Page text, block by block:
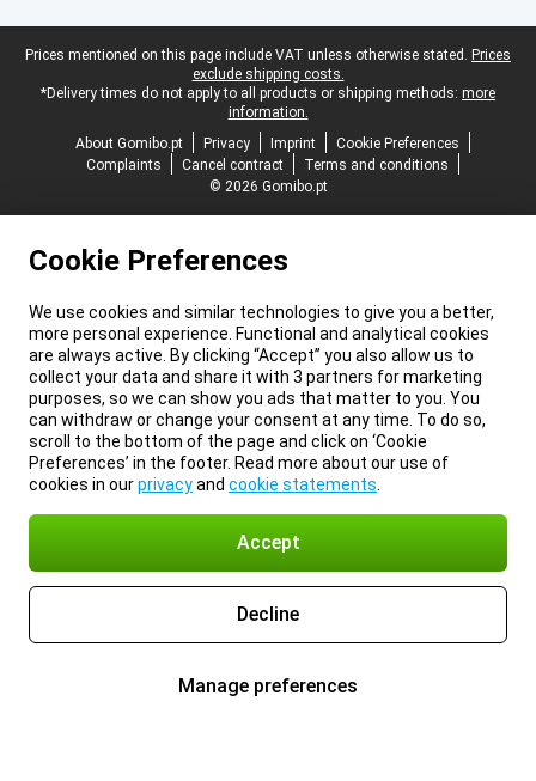
Legal footer
Prices mentioned on this page include VAT unless otherwise stated. Prices
exclude shipping costs.
*Delivery times do not apply to all products or shipping methods: more
information.
About Gomibo.pt
Privacy Imprint
Cookie Preferences
Complaints
Cancel contract
Terms and conditions
© 2026 Gomibo.pt
Cookie Preferences
We use cookies and similar technologies to give you a better,
more personal experience. Functional and analytical cookies
are always active. By clicking “Accept” you also allow us to
collect your data and share it with 3 partners for marketing
purposes, so we can show you ads that matter to you. You
can withdraw or change your consent at any time. To do so,
scroll to the bottom of the page and click on ‘Cookie
Preferences’ in the footer. Read more about our use of
cookies in ourprivacyand cookie statements
Accept
Decline
Manage preferences